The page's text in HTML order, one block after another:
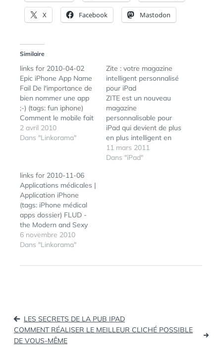
X Facebook Mastodon
Similaire
links for 2010-04-02
Epic iPhone App Name
Fail De l'importance de
bien nommer une app
;-) (tags: fun iphone)
Comment le mobile fait
évoluer le média social
(tags: socialmedia
(tags: foursquare
geolocalisation
socialnetworking)
Foursquare :
complément idéal à
Twitter et Facebook
pour votre…
2 avril 2010
Dans "Linkorama"
Zite : votre magazine
intelligent personnalisé
pour iPad
ZITE est un nouveau
magazine
personnalisable pour
iPad qui devient de plus
en plus intelligent en
fonction de votre
usage. Connecté à
11 mars 2011
Dans "iPad"
links for 2010-11-06
Applications médicales |
Application iPhone
(tags: iPhone médical
apps dossier) FLUD -
the Modern and Sexy
News Ecosystem (tags:
aggregator rss apple
news reader iphone
iphone apps)
Community manager,
qui es-tu ?…
6 novembre 2010
Dans "Linkorama"
Navigation
de
l’article
LES SECRETS DE LA PUB IPAD
COMMENT RÉALISER LE MEILLEUR CLICHÉ POSSIBLE
DE VOUS-MÊME